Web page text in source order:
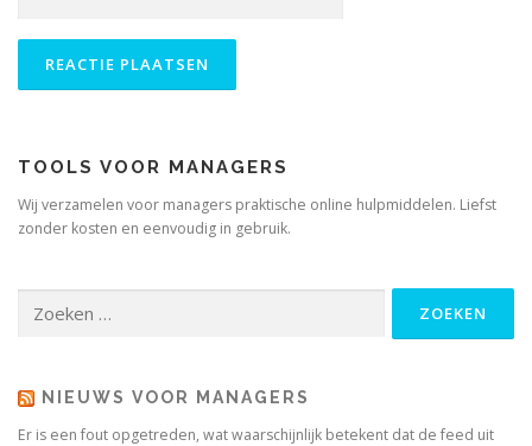
TOOLS VOOR MANAGERS
Wij verzamelen voor managers praktische online hulpmiddelen. Liefst
zonder kosten en eenvoudig in gebruik.
naar:
NIEUWS VOOR MANAGERS
Er is een fout opgetreden, wat waarschijnlijk betekent dat de feed uit